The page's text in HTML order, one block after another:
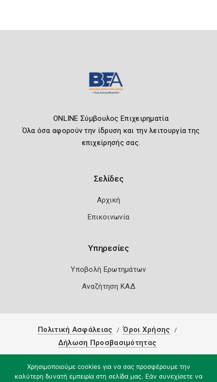
ONLINE Σύμβουλος Επιχειρηματία
Όλα όσα αφορούν την ίδρυση και την λειτουργία της
επιχείρησής σας.
Σελίδες
Αρχική
Επικοινωνία
Υπηρεσίες
Υποβολή Ερωτημάτων
Αναζήτηση ΚΑΔ
Πολιτική Ασφάλειας
Όροι Χρήσης
Δήλωση Προσβασιμότητας
Χρησιμοποιούμε cookies για να σας προσφέρουμε την
καλύτερη δυνατή εμπειρία στη σελίδα μας. Εάν συνεχίσετε να